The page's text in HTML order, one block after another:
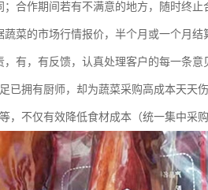
合作期间若有不满意的地方，随时终止
菜的市场行情报价，半个月或一个月结
有，有反馈，认真处理客户的每一条意
已拥有厨师，却为蔬菜采购高成本天天
，不仅有效降低食材成本（统一集中采